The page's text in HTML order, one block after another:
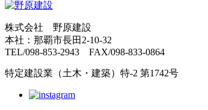
株式会社 野原建設
本社：那覇市長田2-10-32
TEL/098-853-2943 FAX/098-833-0864
特定建設業（土木・建築）特-2 第1742号